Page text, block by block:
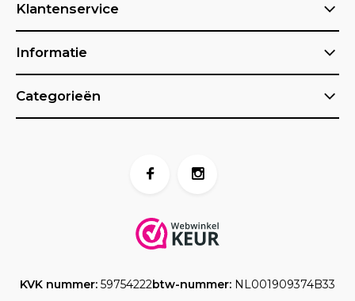
Klantenservice
Informatie
Categorieën
KVK nummer: 59754222btw-nummer: NL001909374B33